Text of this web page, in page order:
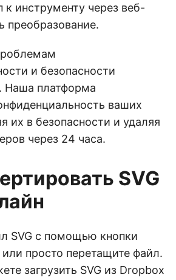
к инструменту через веб-
преобразование.
и безопасности
Наша платформа
ваших
их в безопасности и удаляя
через 24 часа.
SVG
SVG с помощью кнопки
просто перетащите файл.
загрузить SVG из Dropbox